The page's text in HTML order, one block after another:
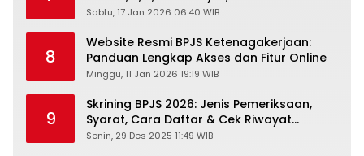
Panduan Lengkap Peserta JKN-KIS
Sabtu, 17 Jan 2026 06:40 WIB
8
Website Resmi BPJS Ketenagakerjaan:
Panduan Lengkap Akses dan Fitur Online
Minggu, 11 Jan 2026 19:19 WIB
9
Skrining BPJS 2026: Jenis Pemeriksaan,
Syarat, Cara Daftar & Cek Riwayat
Kesehatan Gratis
Senin, 29 Des 2025 11:49 WIB